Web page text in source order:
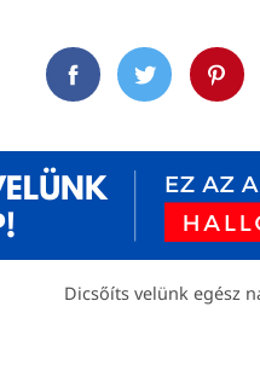
FacebookTwitter
Dicsőíts velünk egész